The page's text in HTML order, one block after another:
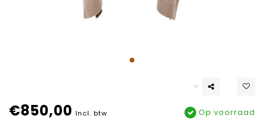
€850,00 Incl. btw Op voorraad